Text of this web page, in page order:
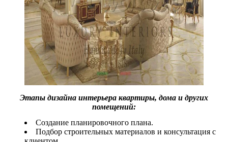
Этапы дизайна интерьера квартиры, дома и других
помещений:
Создание планировочного плана.
Подбор строительных материалов и консультация с